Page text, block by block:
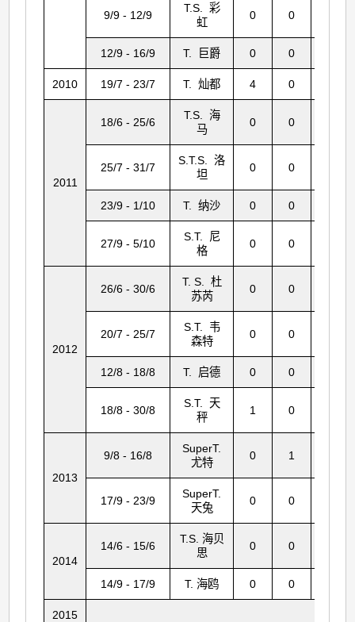
9/9 - 12/9
T.S. 彩
虹
0 0
12/9 - 16/9 T. 巨爵 0 0
2010 19/7 - 23/7 T. 灿都 4 0
2011
18/6 - 25/6
T.S. 海
马
0 0
25/7 - 31/7
S.T.S. 洛
坦
0 0
23/9 - 1/10 T. 纳沙 0 0
27/9 - 5/10
S.T. 尼
格
0 0
2012
26/6 - 30/6
T. S. 杜
苏芮
0 0
20/7 - 25/7
S.T. 韦
森特
0 0
12/8 - 18/8 T. 启德 0 0
18/8 - 30/8
S.T. 天
秤
1 0
2013
9/8 - 16/8
SuperT.
尤特
0 1
17/9 - 23/9
SuperT.
天兔
0 0
2014
14/6 - 15/6
T.S. 海贝
思
0 0
14/9 - 17/9 T. 海鸥 0 0
2015